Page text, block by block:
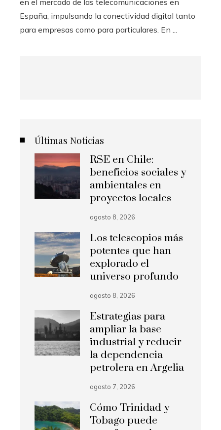
en el mercado de las telecomunicaciones en
España, impulsando la conectividad digital tanto
para empresas como para particulares. En ...
Últimas Noticias
RSE en Chile:
beneficios sociales y
ambientales en
proyectos locales
agosto 8, 2026
Los telescopios más
potentes que han
explorado el
universo profundo
agosto 8, 2026
Estrategias para
ampliar la base
industrial y reducir
la dependencia
petrolera en Argelia
agosto 7, 2026
Cómo Trinidad y
Tobago puede